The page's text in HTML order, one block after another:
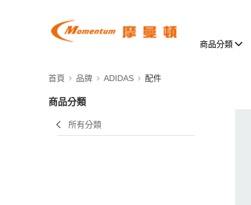
商品分類
首頁 品牌 ADIDAS 配件
商品分類
所有分類